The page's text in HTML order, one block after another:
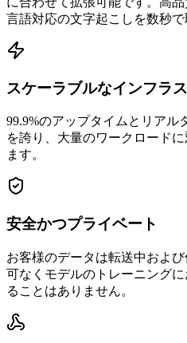
言語対応の文字起こしを数秒で
スケーラブルなインフラ
99.9%のアップタイムとリアル
を誇り、大量のワークロード
ます。
安全かつプライベート
お客様のデータは転送中およ
可なくモデルのトレーニング
ることはありません。